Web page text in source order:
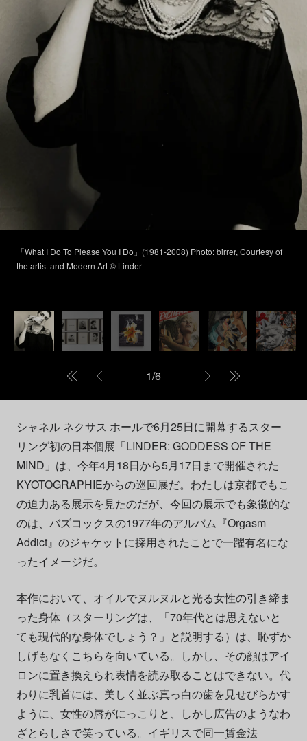
「What I Do To Please You I Do」(1981-2008) Photo: birrer, Courtesy of
the artist and Modern Art © Linder
1/6
シャネルネクサス ホールで6月25日に開幕するスター
リング初の日本個展「LINDER: GODDESS OF THE
MIND」は、今年4月18日から5月17日まで開催された
KYOTOGRAPHIEからの巡回展だ。わたしは京都でもこ
の迫力ある展示を見たのだが、今回の展示でも象徴的な
のは、バズコックスの1977年のアルバム『Orgasm
Addict』のジャケットに採用されたことで一躍有名にな
ったイメージだ。
本作において、オイルでヌルヌルと光る女性の引き締ま
った身体（スターリングは、「70年代とは思えないと
ても現代的な身体でしょう？」と説明する）は、恥ずか
しげもなくこちらを向いている。しかし、その顔はアイ
ロンに置き換えられ表情を読み取ることはできない。代
わりに乳首には、美しく並ぶ真っ白の歯を見せびらかす
ように、女性の唇がにっこりと、しかし広告のようなわ
ざとらしさで笑っている。イギリスで同一賃金法